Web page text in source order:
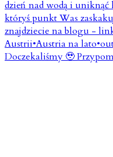
Doczekaliśmy 🥹